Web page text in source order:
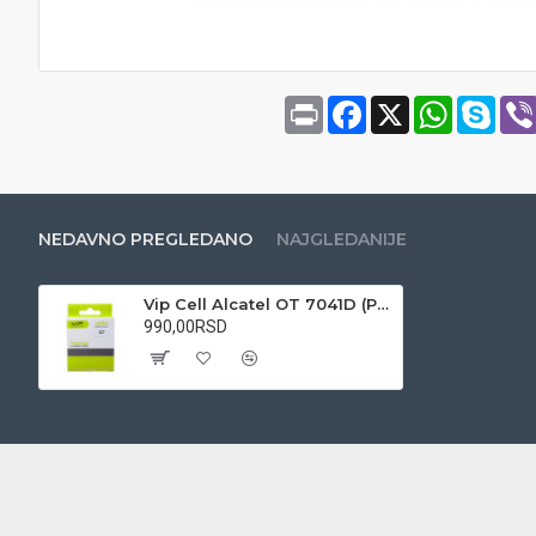
Print Facebook
X
NEDAVNO PREGLEDANO NAJGLEDANIJE
Vip Cell Alcatel OT 7041D (Pop C7) 3.7V Li-ion baterija za mobilni telefon
990,00RSD